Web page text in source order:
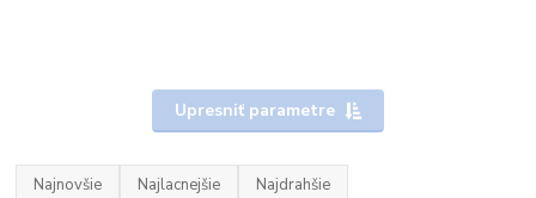
Upresniť parametre
Najnovšie Najlacnejšie Najdrahšie